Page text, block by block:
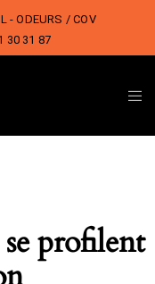
- ODEURS / COV
30 31 87
profilent